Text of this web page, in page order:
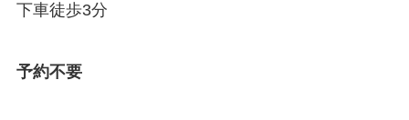
下車徒歩3分
予約不要